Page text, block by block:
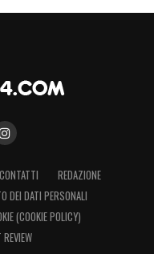
CONTATTI
REDAZIONE
DEI DATI PERSONALI
(COOKIE POLICY)